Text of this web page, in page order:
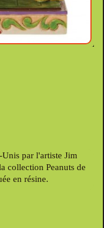
par l'artiste Jim
collection Peanuts de
en résine.